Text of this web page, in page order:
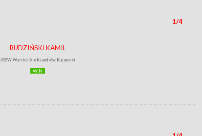
1/4
RUDZIŃSKI KAMIL
ASSW Warrior Aleksandrów Kujawski
WIN